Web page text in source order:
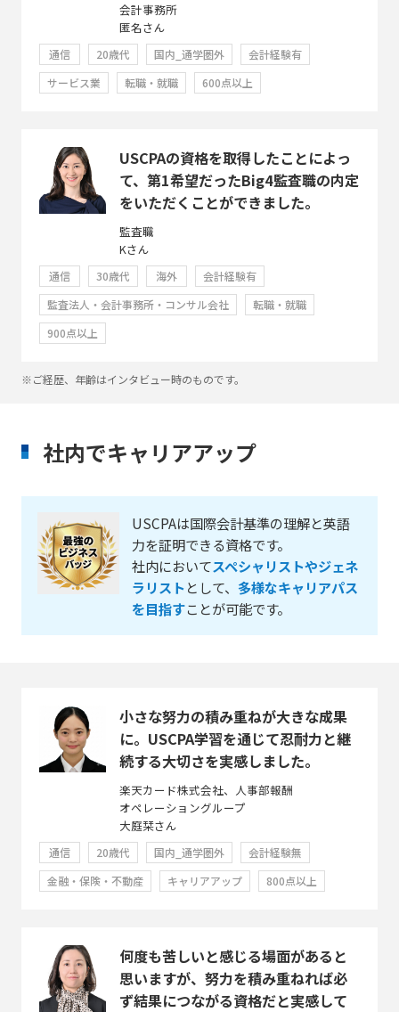
会計事務所
匿名さん
通信 20歳代 国内_通学圏外
会計経験有
サービス業
転職・就職 600点以上
USCPAの資格を取得したことによっ
て、第1希望だったBig4監査職の内定
をいただくことができました。
監査職
Kさん
通信 30歳代 海外
会計経験有
監査法人・会計事務所・コンサル会社
転職・就職
900点以上
※ご経歴、年齢はインタビュー時のものです。
社内でキャリアアップ
USCPAは国際会計基準の理解と英語
力を証明できる資格です。
社内においてスペシャリストやジェネ
ラリストとして、 多様なキャリアパス
を目指すことが可能です。
小さな努力の積み重ねが大きな成果
に。USCPA学習を通じて忍耐力と継
続する大切さを実感しました。
楽天カード株式会社、人事部報酬
オペレーショングループ
大庭栞さん
通信 20歳代 国内_通学圏外
会計経験無
金融・保険・不動産
キャリアアップ 800点以上
何度も苦しいと感じる場面があると
思いますが、努力を積み重ねれば必
ず結果につながる資格だと実感して